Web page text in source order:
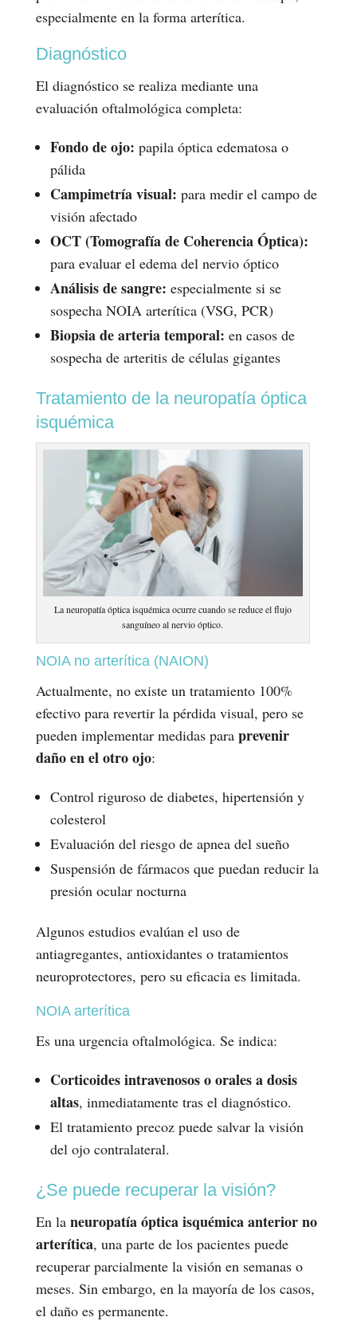
especialmente en la forma arterítica.
Diagnóstico
El diagnóstico se realiza mediante una
evaluación oftalmológica completa:
Fondo de ojo: papila óptica edematosa o
pálida
Campimetría visual: para medir el campo de
visión afectado
OCT (Tomografía de Coherencia Óptica):
para evaluar el edema del nervio óptico
Análisis de sangre: especialmente si se
sospecha NOIA arterítica (VSG, PCR)
Biopsia de arteria temporal: en casos de
sospecha de arteritis de células gigantes
Tratamiento de la neuropatía óptica
isquémica
La neuropatía óptica isquémica ocurre cuando se reduce el flujo
sanguíneo al nervio óptico.
NOIA no arterítica (NAION)
Actualmente, no existe un tratamiento 100%
efectivo para revertir la pérdida visual, pero se
pueden implementar medidas para prevenir
daño en el otro ojo:
Control riguroso de diabetes, hipertensión y
colesterol
Evaluación del riesgo de apnea del sueño
Suspensión de fármacos que puedan reducir la
presión ocular nocturna
Algunos estudios evalúan el uso de
antiagregantes, antioxidantes o tratamientos
neuroprotectores, pero su eficacia es limitada.
NOIA arterítica
Es una urgencia oftalmológica. Se indica:
Corticoides intravenosos o orales a dosis
altas, inmediatamente tras el diagnóstico.
El tratamiento precoz puede salvar la visión
del ojo contralateral.
¿Se puede recuperar la visión?
En la neuropatía óptica isquémica anterior no
arterítica, una parte de los pacientes puede
recuperar parcialmente la visión en semanas o
meses. Sin embargo, en la mayoría de los casos,
el daño es permanente.